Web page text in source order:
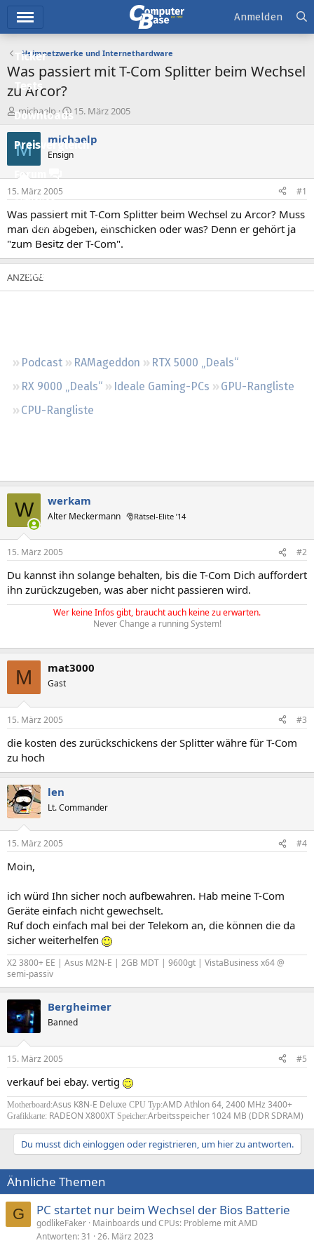
Ticker
Tests
Downloads
Preisvergleich
Forum
Aktuelles
Empfohlene Inhalte
Neue Beiträge
Neueste Aktivitäten
Podcast RAMageddon
RTX 5000 „Deals“
RX 9000 „Deals“
Ideale Gaming-PCs
GPU-Rangliste
CPU-Rangliste
Anmelden
Heimnetzwerke und Internethardware
Was passiert mit T-Com Splitter beim Wechsel
zu Arcor?
E
r
s
t
e
r
michaelp
E
s
e
t
a
m
15. März 2005
M michaelp
Ensign
15. März 2005 #1
Was passiert mit T-Com Splitter beim Wechsel zu Arcor? Muss
man den abgeben, einschicken oder was? Denn er gehört ja
"zum Besitz der T-Com".
W werkam
Alter Meckermann 🎅Rätsel-Elite ’14
15. März 2005 #2
Du kannst ihn solange behalten, bis die T-Com Dich auffordert
ihn zurückzugeben, was aber nicht passieren wird.
Wer keine Infos gibt, braucht auch keine zu erwarten.
Never Change a running System!
M mat3000
Gast
15. März 2005 #3
die kosten des zurückschickens der Splitter währe für T-Com
zu hoch
len
Lt. Commander
15. März 2005 #4
Moin,
ich würd Ihn sicher noch aufbewahren. Hab meine T-Com
Geräte einfach nicht gewechselt.
Ruf doch einfach mal bei der Telekom an, die können die da
sicher weiterhelfen
X2 3800+ EE | Asus M2N-E | 2GB MDT | 9600gt | VistaBusiness x64 @
semi-passiv
Bergheimer
Banned
15. März 2005 #5
verkauf bei ebay. vertig
Motherboard:Asus K8N-E Deluxe CPU Typ:AMD Athlon 64, 2400 MHz 3400+
Grafikkarte: RADEON X800XT Speicher:Arbeitsspeicher 1024 MB (DDR SDRAM)
Du musst dich einloggen oder registrieren, um hier zu antworten.
Ähnliche Themen
G PC startet nur beim Wechsel der Bios Batterie
godlikeFaker Mainboards und CPUs: Probleme mit AMD
Antworten 31 26. März 2023